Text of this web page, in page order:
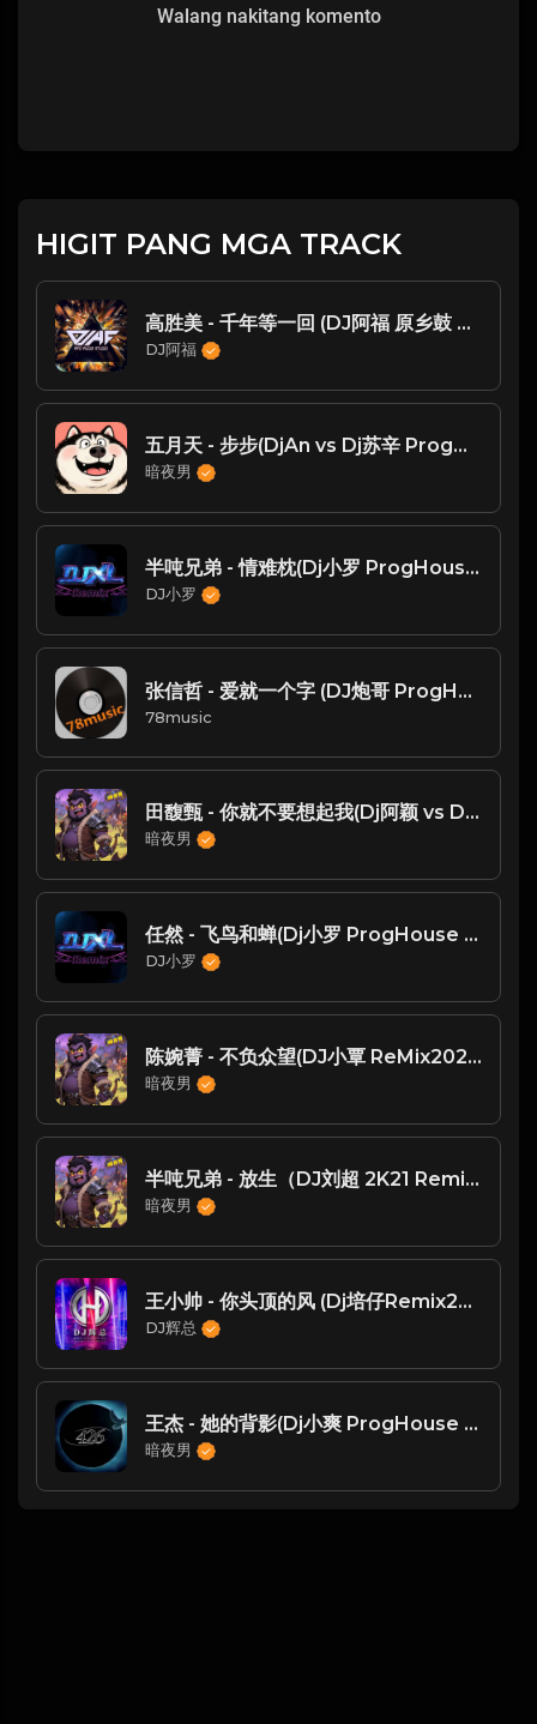
Walang nakitang komento
HIGIT PANG MGA TRACK
高胜美 - 千年等一回 (DJ阿福 原乡鼓 Remix)
DJ阿福
五月天 - 步步(DjAn vs Dj苏辛 ProgHouse Rmx 2025)
暗夜男
半吨兄弟 - 情难枕(Dj小罗 ProgHouse Mix国语男 )
DJ小罗
张信哲 - 爱就一个字 (DJ炮哥 ProgHouse Remix)V2
78music
田馥甄 - 你就不要想起我(Dj阿颖 vs Dj小亿 ProgHouse Rmx 2023)
暗夜男
任然 - 飞鸟和蝉(Dj小罗 ProgHouse Mix国语女)
DJ小罗
陈婉菁 - 不负众望(DJ小覃 ReMix2024)【沙皇提供】
暗夜男
半吨兄弟 - 放生（DJ刘超 2K21 Remix）
暗夜男
王小帅 - 你头顶的风 (Dj培仔Remix2021）
DJ辉总
王杰 - 她的背影(Dj小爽 ProgHouse Rmx 2025)
暗夜男